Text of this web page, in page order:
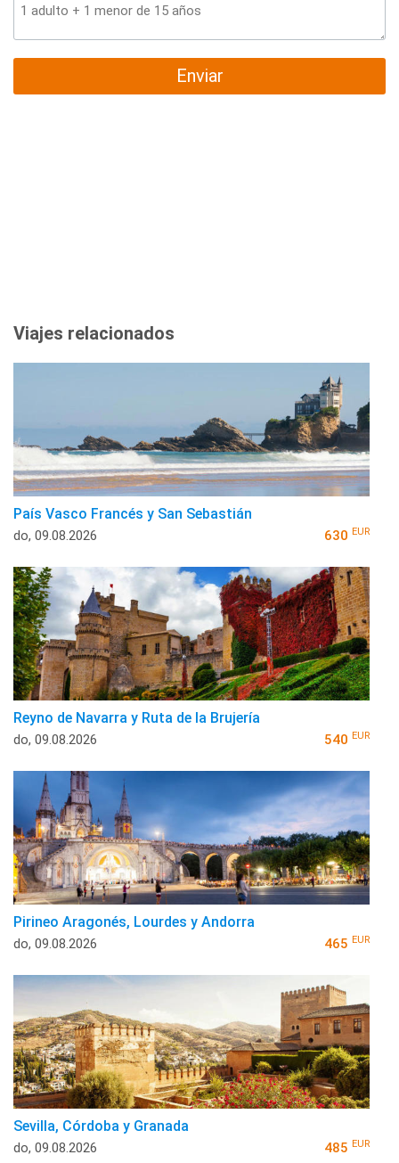
Enviar
Viajes relacionados
País Vasco Francés y San Sebastián
do, 09.08.2026 630 EUR
Reyno de Navarra y Ruta de la Brujería
do, 09.08.2026 540 EUR
Pirineo Aragonés, Lourdes y Andorra
do, 09.08.2026 465 EUR
Sevilla, Córdoba y Granada
do, 09.08.2026 485 EUR